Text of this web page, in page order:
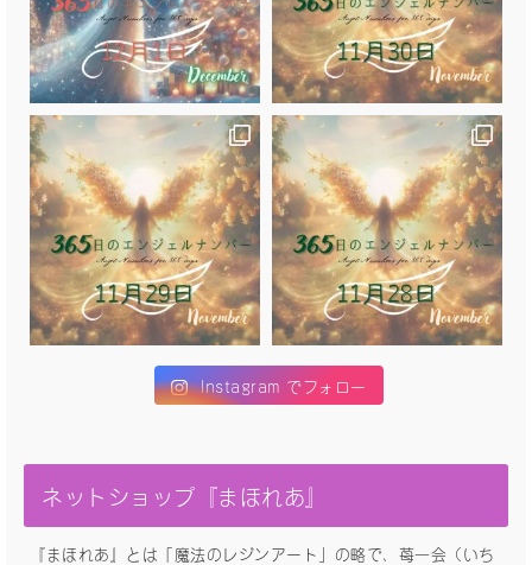
Instagram でフォロー
ネットショップ『まほれあ』
『まほれあ』とは「魔法のレジンアート」の略で、苺一会（いち